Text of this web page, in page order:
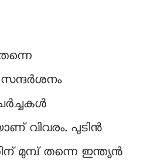
വിവരം. പുടിൻ
മുമ്പ് തന്നെ ഇന്ത്യൻ